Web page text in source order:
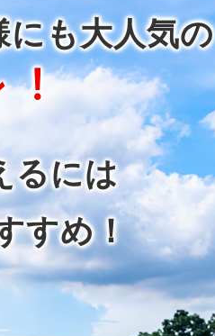
にも大人気の
るには
すめ！